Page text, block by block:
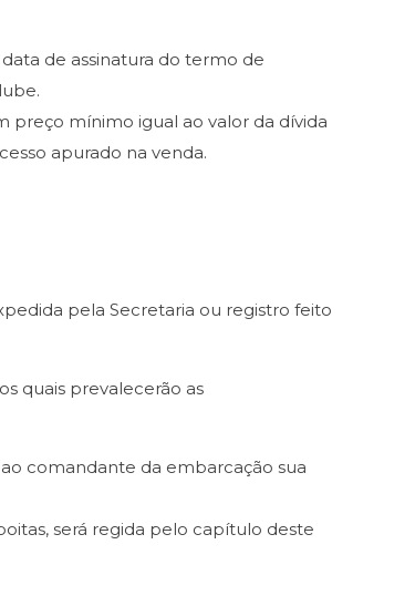
de assinatura do termo de
preço mínimo igual ao valor da dívida
apurado na venda.
pela Secretaria ou registro feito
quais prevalecerão as
comandante da embarcação sua
será regida pelo capítulo deste